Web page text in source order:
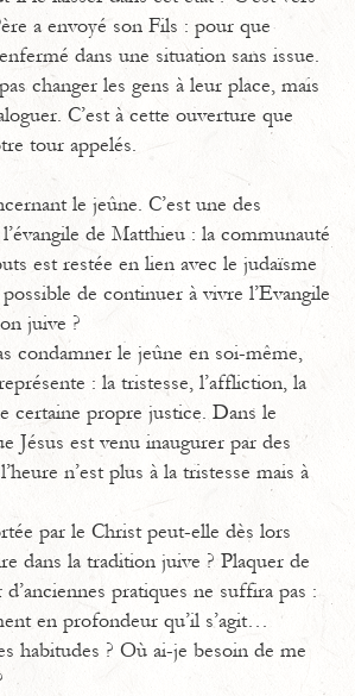
a envoyé son Fils : pour que
dans une situation sans issue.
changer les gens à leur place, mais
C’est à cette ouverture que
tour appelés.
le jeûne. C’est une des
de Matthieu : la communauté
est restée en lien avec le judaïsme
de continuer à vivre l’Evangile
juive ?
condamner le jeûne en soi-même,
: la tristesse, l’affliction, la
propre justice. Dans le
Jésus est venu inaugurer par des
n’est plus à la tristesse mais à
par le Christ peut-elle dès lors
dans la tradition juive ? Plaquer de
pratiques ne suffira pas :
en profondeur qu’il s’agit…
habitudes ? Où ai-je besoin de me